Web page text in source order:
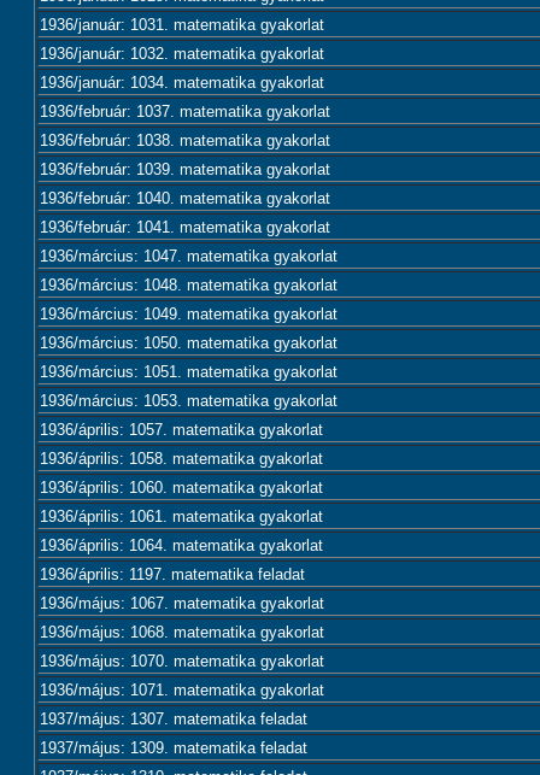
1936/január: 1031. matematika gyakorlat
1936/január: 1032. matematika gyakorlat
1936/január: 1034. matematika gyakorlat
1936/február: 1037. matematika gyakorlat
1936/február: 1038. matematika gyakorlat
1936/február: 1039. matematika gyakorlat
1936/február: 1040. matematika gyakorlat
1936/február: 1041. matematika gyakorlat
1936/március: 1047. matematika gyakorlat
1936/március: 1048. matematika gyakorlat
1936/március: 1049. matematika gyakorlat
1936/március: 1050. matematika gyakorlat
1936/március: 1051. matematika gyakorlat
1936/március: 1053. matematika gyakorlat
1936/április: 1057. matematika gyakorlat
1936/április: 1058. matematika gyakorlat
1936/április: 1060. matematika gyakorlat
1936/április: 1061. matematika gyakorlat
1936/április: 1064. matematika gyakorlat
1936/április: 1197. matematika feladat
1936/május: 1067. matematika gyakorlat
1936/május: 1068. matematika gyakorlat
1936/május: 1070. matematika gyakorlat
1936/május: 1071. matematika gyakorlat
1937/május: 1307. matematika feladat
1937/május: 1309. matematika feladat